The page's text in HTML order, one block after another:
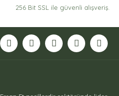
256 Bit SSL ile güvenli alışveriş.